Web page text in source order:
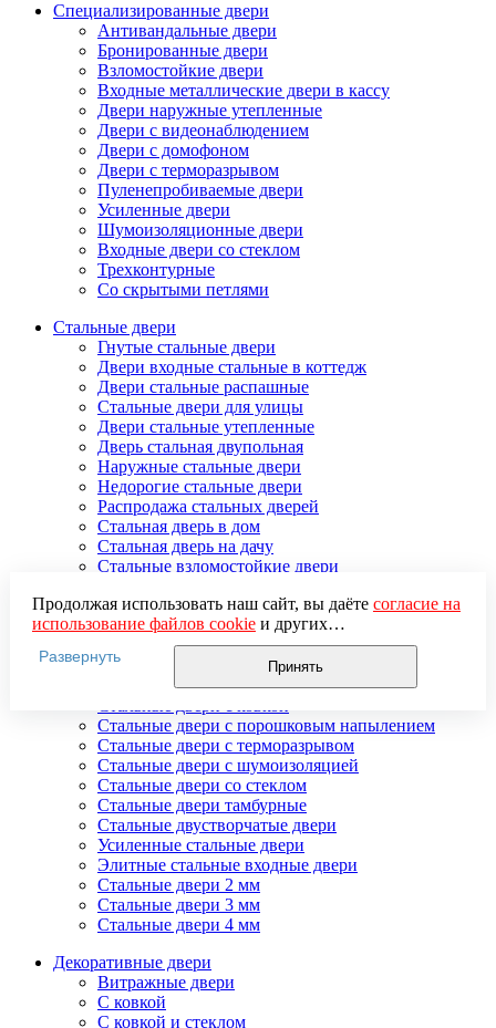
Специализированные двери
Антивандальные двери
Бронированные двери
Взломостойкие двери
Входные металлические двери в кассу
Двери наружные утепленные
Двери с видеонаблюдением
Двери с домофоном
Двери с терморазрывом
Пуленепробиваемые двери
Усиленные двери
Шумоизоляционные двери
Входные двери со стеклом
Трехконтурные
Со скрытыми петлями
Стальные двери
Гнутые стальные двери
Двери входные стальные в коттедж
Двери стальные распашные
Стальные двери для улицы
Двери стальные утепленные
Дверь стальная двупольная
Наружные стальные двери
Недорогие стальные двери
Распродажа стальных дверей
Стальная дверь в дом
Стальная дверь на дачу
Стальные взломостойкие двери
Стальные двери в подъезд
Стальные двери внутреннего открывания
Стальные двери массив
Стальные двери мдф
Стальные двери с зеркалом
Стальные двери с порошковым напылением
Стальные двери с терморазрывом
Стальные двери с шумоизоляцией
Стальные двери со стеклом
Стальные двери тамбурные
Стальные двустворчатые двери
Усиленные стальные двери
Элитные стальные входные двери
Стальные двери 2 мм
Стальные двери 3 мм
Стальные двери 4 мм
Декоративные двери
Витражные двери
С ковкой
С ковкой и стеклом
Продолжая использовать наш сайт, вы даёте согласие на
использование файлов cookieи других
пользовательских данных (включая IP-адрес, сведения о
местоположении, устройстве, действиях на сайте и т. п.)
для функционирования сайта, проведения
использования систем аналитики (например,
Яндекс.Метрика), в соответствии с нашей
обработки персональных данных.
Если вы не хотите, чтобы ваши данные обрабатывались,
настройте ограничения в браузере или покиньте сайт.
Развернуть
Принять